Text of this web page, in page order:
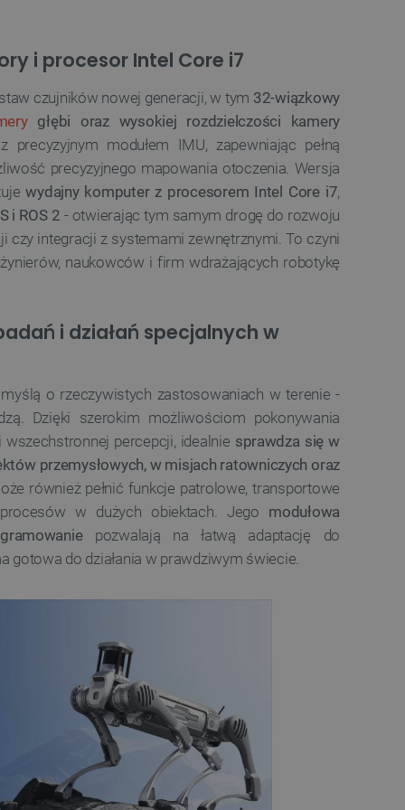
i procesor Intel Core i7
czujników nowej generacji, w tym 32-wiązkowy
głębi oraz wysokiej rozdzielczości kamery
precyzyjnym modułem IMU, zapewniając pełną
precyzyjnego mapowania otoczenia. Wersja
wydajny komputer z procesorem Intel Core i7,
i ROS 2 - otwierając tym samym drogę do rozwoju
czy integracji z systemami zewnętrznymi. To czyni
naukowców i firm wdrażających robotykę
i działań specjalnych w
o rzeczywistych zastosowaniach w terenie -
Dzięki szerokim możliwościom pokonywania
percepcji, idealnie sprawdza się w
przemysłowych, w misjach ratowniczych oraz
również pełnić funkcje patrolowe, transportowe
w dużych obiektach. Jego modułowa
pozwalają na łatwą adaptację do
gotowa do działania w prawdziwym świecie.
do przechowywania zgody
dla ich interakcji z
zgody
ich preferencje zostaną
ludzi i botów. Jest
ponieważ
raportów na temat
ludzi i botów. Jest
ponieważ
oparte na języku
statusu zalogowanego
sprzedaży w Google
o sesji
ludzi i botów. Jest
ponieważ
raportów na temat
wyświetlania
z wymogami
w celu zwiększenia
strony internetowej,
doświadczenie
przez usługę Cookie-
preferencji dotyczących
Jest to konieczne,
działał poprawnie.
osoby